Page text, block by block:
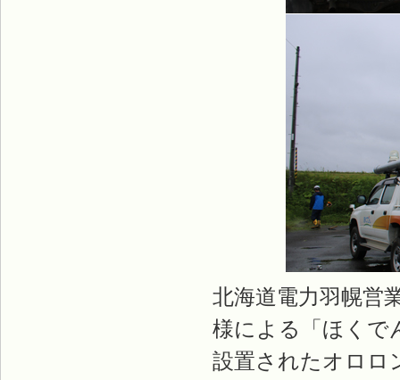
北海道電力羽幌営
様による「ほくで
設置されたオロロ